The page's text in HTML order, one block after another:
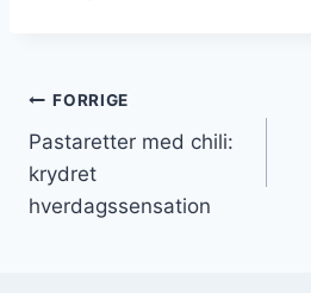
Indlægsnavigation
FORRIGE
Pastaretter med chili:
krydret
hverdagssensation